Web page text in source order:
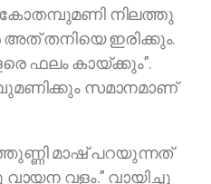
നിലത്തു
അത് തനിയെ ഇരിക്കും.
ഫലം കായ്ക്കും”.
സമാനമാണ്
മാഷ് പറയുന്നത്
വളം.” വായിച്ചു